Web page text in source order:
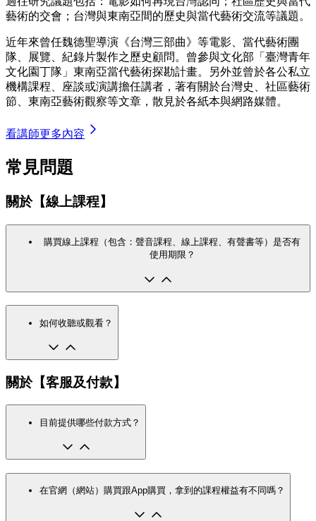
藝術的交會；台灣與東南亞間的歷史與當代藝術交流等議題。
近年來曾任魏德聖導演《台灣三部曲》等電影、當代藝術團
隊、展覽、紀錄片製作之歷史顧問。曾參與文化部「臺灣青年
文化園丁隊」東南亞當代藝術探勘計畫。另外並曾於各公私立
機構課程、座談或演講擔任講者，著有關於台灣史、社區藝術
節、東南亞藝術觀察等文章，散見於各紙本與網路媒體。
看講師更多內容
常見問題
關於【線上課程】
購買線上課程（包含：聲音課程、線上課程、有聲書等）是否有
使用期限？
如何收聽或觀看？
關於【客服及付款】
目前提供哪些付款方式？
在官網（網站）購買跟App購買，拿到的課程權益有不同嗎？